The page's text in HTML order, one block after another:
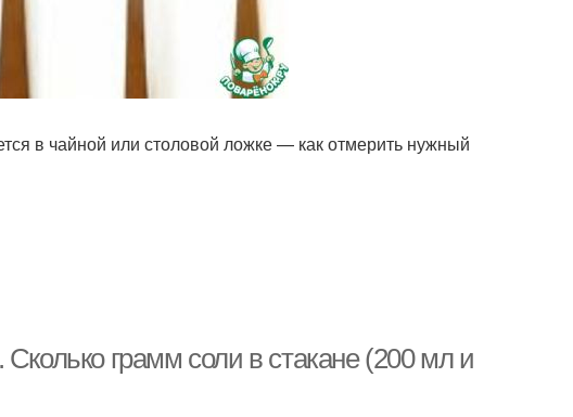
в чайной или столовой ложке — как отмерить нужный
грамм соли в стакане (200 мл и